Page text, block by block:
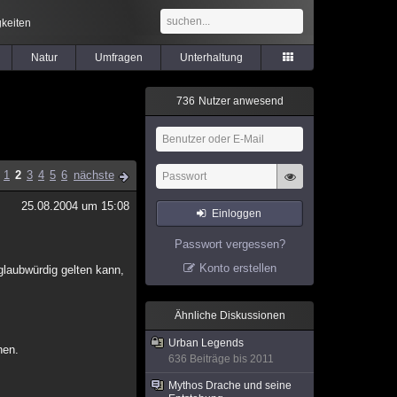
Natur Umfragen Unterhaltung
1 2 3 4 5 6 nächste
25.08.2004 um 15:08
gelten kann,
736 Nutzer anwesend
Einloggen
Passwort vergessen?
Konto erstellen
Ähnliche Diskussionen
Urban Legends
636 Beiträge bis 2011
Mythos Drache und seine